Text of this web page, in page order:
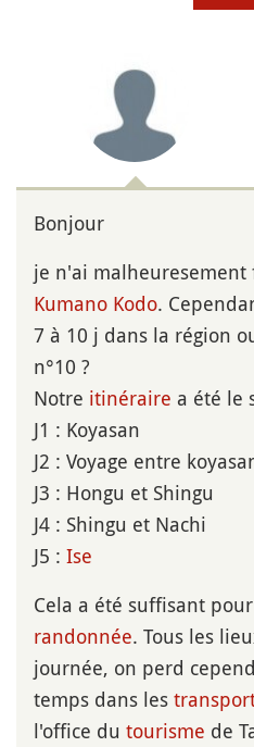
Bonjour
je n'ai malheuresement
Kumano Kodo.
7 à 10 j dans la région
n°10 ?
Notre itinéraire a été le
J1 : Koyasan
J2 : Voyage entre
J3 : Hongu et Shingu
J4 : Shingu et Nachi
J5 : Ise
Cela a été suffisant
randonnée. Tous les
journée, on perd
temps dans les
l'office du tourisme de